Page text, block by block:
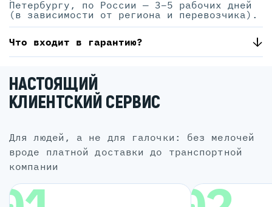
Петербургу, по России — 3–5 рабочих дней
(в зависимости от региона и перевозчика).
Что входит в гарантию?
НАСТОЯЩИЙ
КЛИЕНТСКИЙ СЕРВИС
для людей, а не для галочки: без мелочей
вроде платной доставки до транспортной
компании